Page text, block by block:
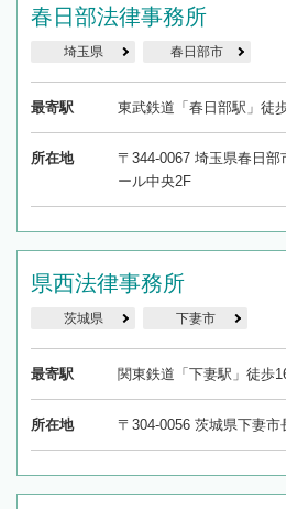
春日部法律事務所
埼玉県 春日部市
最寄駅 東武鉄道「春日部駅」徒
所在地
〒344-0067 埼玉県春日部
ール中央2F
県西法律事務所
茨城県 下妻市
最寄駅 関東鉄道「下妻駅」徒歩
所在地 〒304-0056 茨城県下妻市